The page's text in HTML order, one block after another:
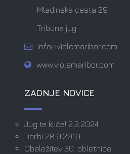
Mladinska cesta 29
Tribuna jug
info@violemaribor.com
www.violemaribor.com
ZADNJE NOVICE
Jug te kliče! 2.3.2024
Derbi 28.9.2019
Obeležitev 30. obletnice